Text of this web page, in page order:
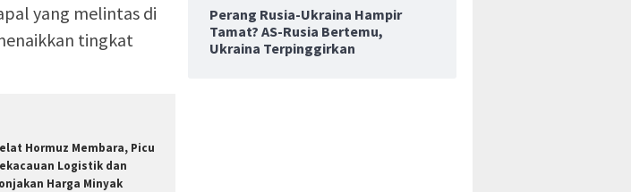
yang melintas di
tingkat
Hormuz Membara, Picu
Logistik dan
Harga Minyak
Perang Rusia-Ukraina Hampir
Tamat? AS-Rusia Bertemu,
Ukraina Terpinggirkan